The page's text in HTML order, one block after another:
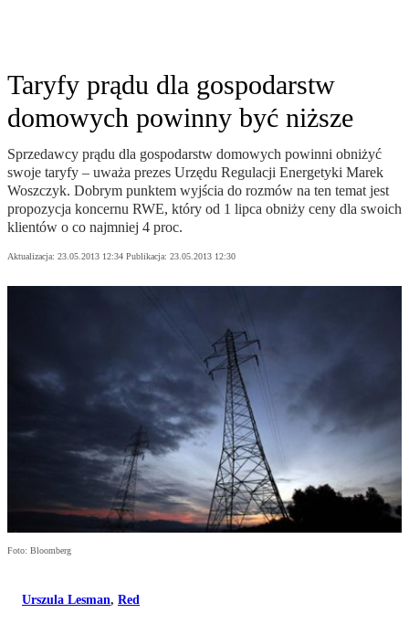
Taryfy prądu dla gospodarstw
domowych powinny być niższe
Sprzedawcy prądu dla gospodarstw domowych powinni obniżyć
swoje taryfy – uważa prezes Urzędu Regulacji Energetyki Marek
Woszczyk. Dobrym punktem wyjścia do rozmów na ten temat jest
propozycja koncernu RWE, który od 1 lipca obniży ceny dla swoich
klientów o co najmniej 4 proc.
Aktualizacja: 23.05.2013 12:34 Publikacja: 23.05.2013 12:30
Foto: Bloomberg
Urszula Lesman, Red